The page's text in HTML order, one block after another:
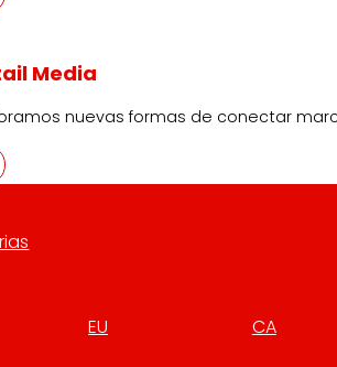
Media
nuevas formas de conectar
EU CA